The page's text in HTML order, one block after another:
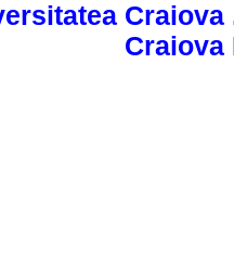
Craiova